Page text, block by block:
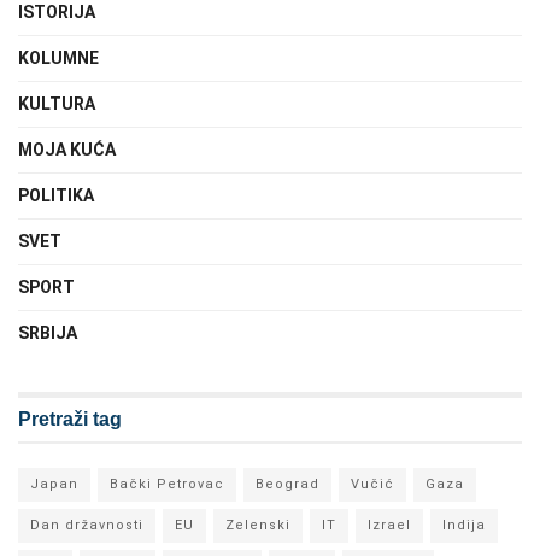
ISTORIJA
KOLUMNE
KULTURA
MOJA KUĆA
POLITIKA
SVET
SPORT
SRBIJA
Pretraži tag
Japan Bački Petrovac Beograd Vučić Gaza
Dan državnosti EU Zelenski IT Izrael Indija